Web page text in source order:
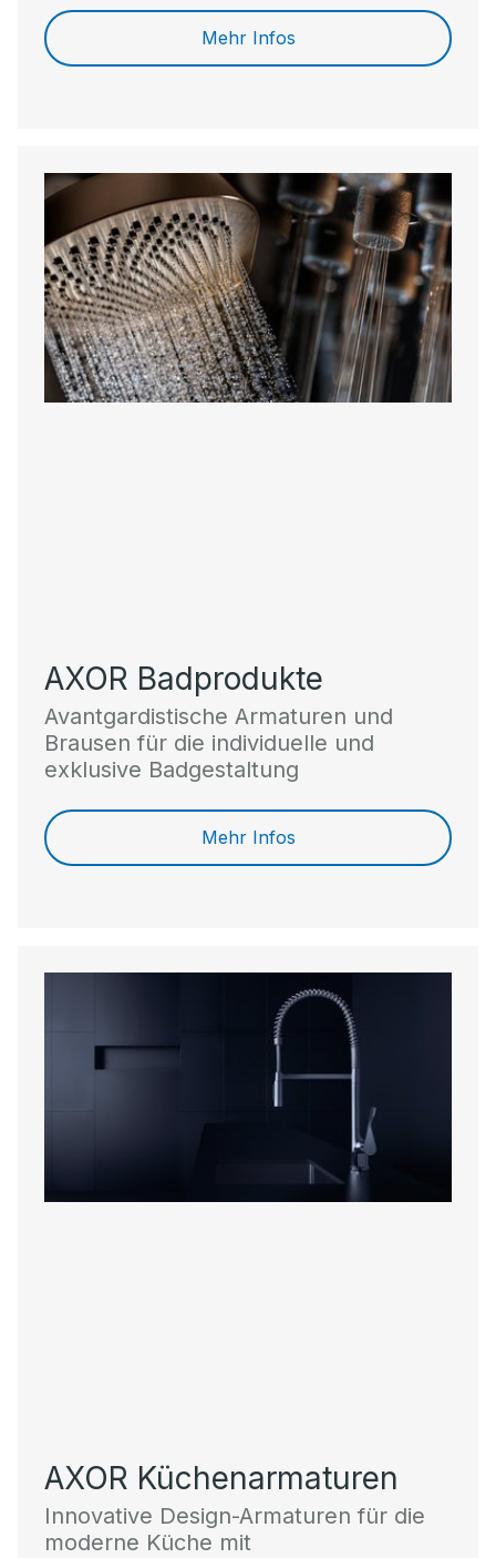
Mehr Infos
AXOR Badprodukte
Avantgardistische Armaturen und
Brausen für die individuelle und
exklusive Badgestaltung
Mehr Infos
AXOR Küchenarmaturen
Innovative Design-Armaturen für die
moderne Küche mit